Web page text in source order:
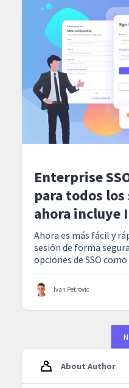
Enterprise
para todos
ahora incluye
Ahora es más fácil y
sesión de forma
opciones de SSO
Ivan Petrovic
About Author